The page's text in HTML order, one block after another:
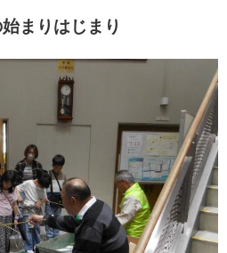
まりはじまり